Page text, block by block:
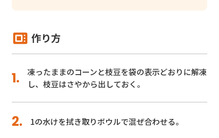
作り方
凍ったままのコーンと枝豆を袋の表示どおりに解凍
し、枝豆はさやから出しておく。
1の水けを拭き取りボウルで混ぜ合わせる。